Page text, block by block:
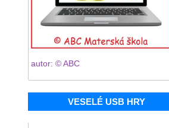
autor: © ABC
VESELÉ USB HRY